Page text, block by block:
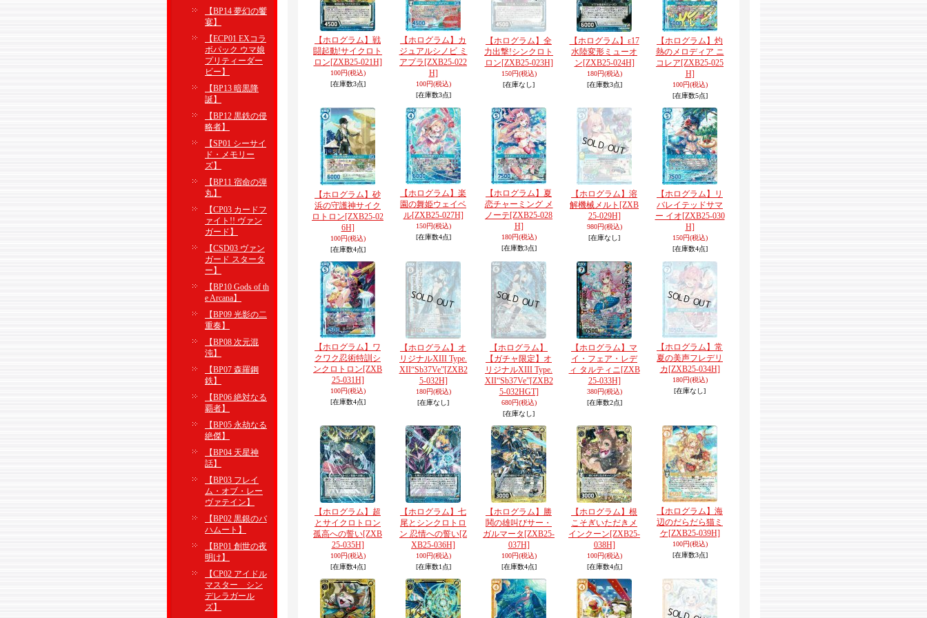
【BP14 夢幻の饗
宴】
【ECP01 EXコラ
ボパック ウマ娘
プリティーダー
ビー】
【BP13 暗黒降
誕】
【BP12 黒鉄の侵
略者】
【SP01 シーサイ
ド・メモリー
ズ】
【BP11 宿命の弾
丸】
【CP03 カードフ
ァイト!! ヴァン
ガード】
【CSD03 ヴァン
ガード スタータ
ー】
【BP10 Gods of th
e Arcana】
【BP09 光影の二
重奏】
【BP08 次元混
沌】
【BP07 森羅鋼
鉄】
【BP06 絶対なる
覇者】
【BP05 永劫なる
絶傑】
【BP04 天星神
話】
【BP03 フレイ
ム・オブ・レー
ヴァテイン】
【BP02 黒銀のバ
ハムート】
【BP01 創世の夜
明け】
【CP02 アイドル
マスター シン
デレラガール
ズ】
【ホログラム】戦
闘起動!サイクロト
ロン[ZXB25-021H]
100円(税込)
[在庫数3点]
【ホログラム】カ
ジュアルシノビ ミ
アプラ [ZXB25-022
H]
100円(税込)
[在庫数3点]
【ホログラム】全
力出撃!シンクロト
ロン[ZXB25-023H]
150円(税込)
[在庫なし]
【ホログラム】ε17
水陸変形ミューオ
ン[ZXB25-024H]
180円(税込)
[在庫数3点]
【ホログラム】灼
熱のメロディア ニ
コレア[ZXB25-025
H]
100円(税込)
[在庫数5点]
【ホログラム】砂
浜の守護神サイク
ロトロン[ZXB25-02
6H]
100円(税込)
[在庫数4点]
【ホログラム】楽
園の舞姫ウェイベ
ル[ZXB25-027H]
150円(税込)
[在庫数4点]
【ホログラム】夏
恋チャーミング メ
ノーテ[ZXB25-028
H]
180円(税込)
[在庫数3点]
【ホログラム】溶
解機械メルト [ZXB
25-029H]
980円(税込)
[在庫なし]
【ホログラム】リ
バレイテッドサマ
ー イオ[ZXB25-030
H]
150円(税込)
[在庫数4点]
【ホログラム】ワ
クワク忍術特訓シ
ンクロトロン[ZXB
25-031H]
100円(税込)
[在庫数4点]
【ホログラム】オ
リジナルXIII Type.
XII“Sb37Ve”[ZXB2
5-032H]
180円(税込)
[在庫なし]
【ホログラム】
【ガチャ限定】オ
リジナルXIII Type.
XII“Sb37Ve”[ZXB2
5-032HGT]
680円(税込)
[在庫なし]
【ホログラム】マ
イ・フェア・レデ
ィ タルティニ[ZXB
25-033H]
380円(税込)
[在庫数2点]
【ホログラム】常
夏の美声フレデリ
カ [ZXB25-034H]
180円(税込)
[在庫なし]
【ホログラム】超
とサイクロトロン
孤高への誓い[ZXB
25-035H]
100円(税込)
[在庫数4点]
【ホログラム】七
尾とシンクロトロ
ン 忍情への誓い[Z
XB25-036H]
100円(税込)
[在庫数1点]
【ホログラム】勝
鬨の雄叫びサー・
ガルマータ [ZXB25-
037H]
100円(税込)
[在庫数4点]
【ホログラム】根
こそぎいただきメ
インクーン[ZXB25-
038H]
100円(税込)
[在庫数4点]
【ホログラム】海
辺のだらだら猫ミ
ケ[ZXB25-039H]
100円(税込)
[在庫数3点]